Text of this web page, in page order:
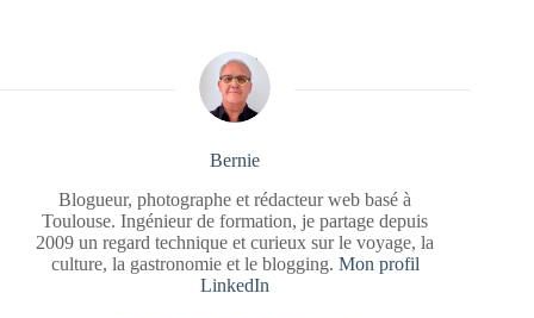
Bernie
Blogueur, photographe et rédacteur web basé à
Toulouse. Ingénieur de formation, je partage depuis
2009 un regard technique et curieux sur le voyage, la
culture, la gastronomie et le blogging. Mon profil
LinkedIn